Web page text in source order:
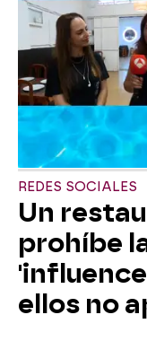
REDES SOCIALES
Un
prohíbe
ellos no